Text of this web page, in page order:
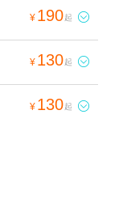
¥ 190起 
¥ 130起 
¥ 130起 